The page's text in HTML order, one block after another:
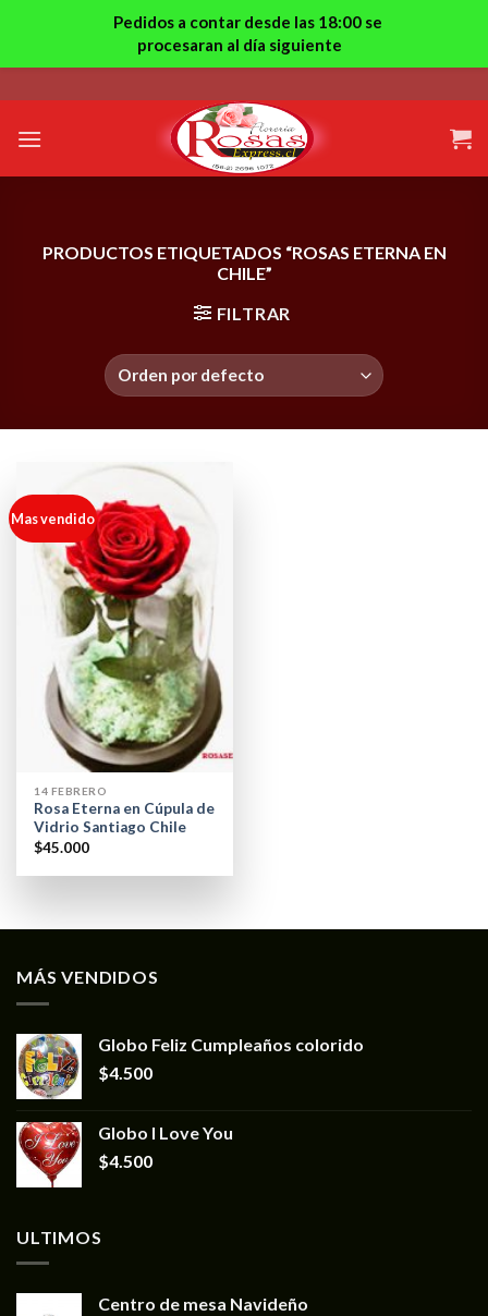
to
content
PRODUCTOS ETIQUETADOS “ROSAS ETERNA EN
CHILE”
FILTRAR
Mas vendido
14 FEBRERO
Rosa Eterna en Cúpula de
Vidrio Santiago Chile
$45.000
MÁS VENDIDOS
Globo Feliz Cumpleaños colorido
$4.500
Globo I Love You
$4.500
ULTIMOS
Centro de mesa Navideño
Pedidos a contar desde las 18:00 se
procesaran al día siguiente